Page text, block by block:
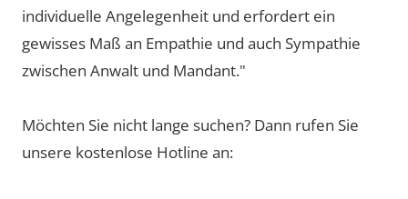
individuelle Angelegenheit und erfordert ein
gewisses Maß an Empathie und auch Sympathie
zwischen Anwalt und Mandant."
Möchten Sie nicht lange suchen? Dann rufen Sie
unsere kostenlose Hotline an: